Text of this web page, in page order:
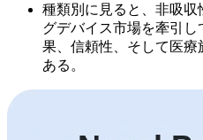
種類別に見ると、非吸
グデバイス市場を牽引
果、信頼性、そして医療
ある。